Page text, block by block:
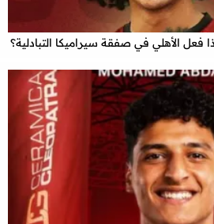
فعل الأهلي في صفقة سيراميكا التبادلية؟